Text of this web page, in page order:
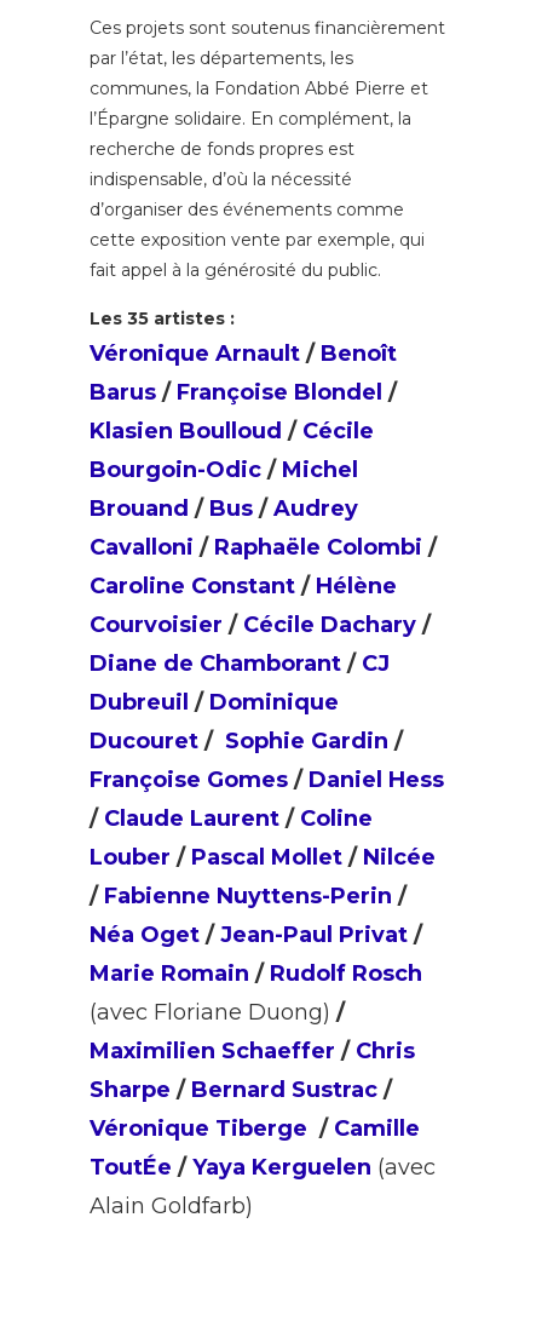
Ces projets sont soutenus financièrement
par l’état, les départements, les
communes, la Fondation Abbé Pierre et
l’Épargne solidaire. En complément, la
recherche de fonds propres est
indispensable, d’où la nécessité
d’organiser des événements comme
cette exposition vente par exemple, qui
fait appel à la générosité du public.
Les 35 artistes :
Véronique Arnault / Benoît
Barus / Françoise Blondel /
Klasien Boulloud / Cécile
Bourgoin-Odic / Michel
Brouand / Bus /Audrey
Cavalloni / Raphaële Colombi /
Caroline Constant / Hélène
Courvoisier / Cécile Dachary /
Diane de Chamborant / CJ
Dubreuil / Dominique
Ducouret / Sophie Gardin /
Françoise Gomes / Daniel Hess
/ Claude Laurent / Coline
Louber / Pascal Mollet / Nilcée
/ Fabienne Nuyttens-Perin /
Néa Oget /Jean-Paul Privat /
Marie Romain / Rudolf Rosch
(avec Floriane Duong) /
Maximilien Schaeffer / Chris
Sharpe / Bernard Sustrac /
Véronique Tiberge / Camille
ToutÉe /Yaya Kerguelen (avec
Alain Goldfarb)